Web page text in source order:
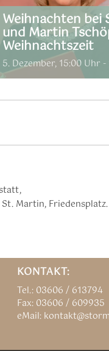
Weihnachten bei
und Martin
Weihnachtszeit
5. Dezember, 15:00 Uhr -
Martin, Friedensplatz.
KONTAKT:
Tel.: 03606 / 613794
Fax: 03606 / 609935
eMail: